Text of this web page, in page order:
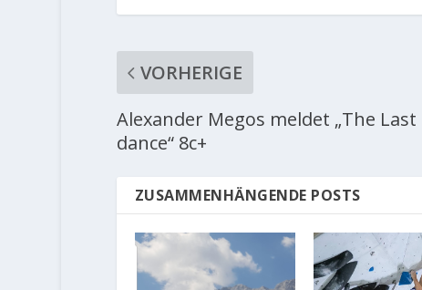
VORHERIGE
Alexander Megos meldet „The Last
dance“ 8c+
ZUSAMMENHÄNGENDE POSTS